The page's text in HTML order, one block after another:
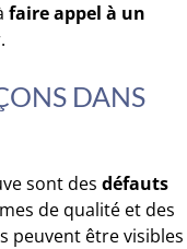
faire appel à un
DANS
sont des défauts
de qualité et des
peuvent être visibles